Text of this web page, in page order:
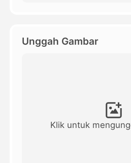
Unggah Gambar
Klik untuk